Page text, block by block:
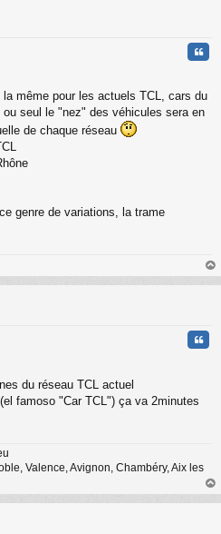
même pour les actuels TCL, cars du
ou seul le "nez" des véhicules sera en
de chaque réseau
genre de variations, la trame
au
du réseau TCL actuel
famoso "Car TCL") ça va 2minutes
Valence, Avignon, Chambéry, Aix les
au